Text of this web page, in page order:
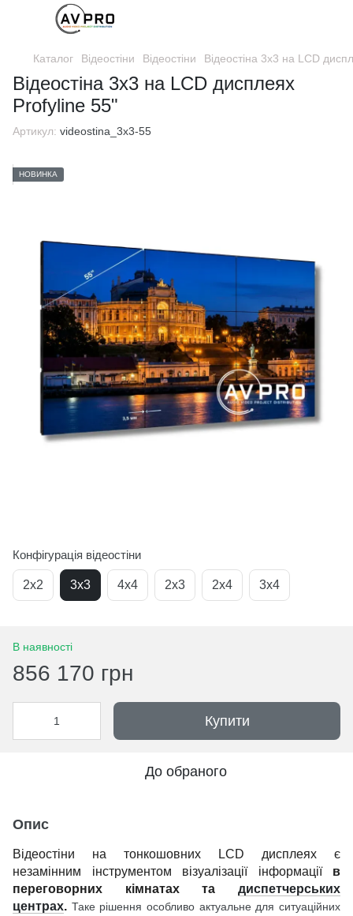
Каталог Відеостіни Відеостіни Відеостіна 3х3 на LCD
Відеостіна 3х3 на LCD дисплеях
Profyline 55"
Артикул: videostinа_3х3-55
НОВИНКА
Конфігурація відеостіни
2x2 3x3 4x4 2x3 2x4 3x4
В наявності
856 170 грн
Купити
До обраного
Опис
Відеостіни на тонкошовних LCD дисплеях є
незамінним інструментом візуалізації інформації в
переговорних кімнатах та диспетчерських
центрах. Таке рішення особливо актуальне для ситуаційних